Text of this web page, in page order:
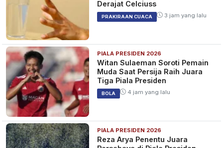
Derajat Celciuss
PRAKIRAAN CUACA 3 jam yang lalu
PIALA PRESIDEN 2026
Witan Sulaeman Soroti Pemain
Muda Saat Persija Raih Juara
Tiga Piala Presiden
BOLA 4 jam yang lalu
PIALA PRESIDEN 2026
Reza Arya Penentu Juara